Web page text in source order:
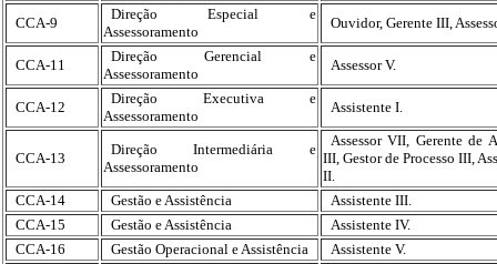
CCA-9
Direção Especial e
Assessoramento
Ouvidor, Gerente III,
CCA-11
Direção Gerencial e
Assessoramento
Assessor V.
CCA-12
Direção Executiva e
Assessoramento
Assistente I.
CCA-13
Direção Intermediária e
Assessoramento
Assessor VII, Gerente de
III, Gestor de Processo III,
II.
CCA-14
Gestão e Assistência
Assistente III.
CCA-15
Gestão e Assistência
Assistente IV.
CCA-16
Gestão Operacional e Assistência
Assistente V.